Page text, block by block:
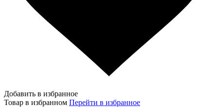
Добавить в избранное
Товар в избранном Перейти в избранное